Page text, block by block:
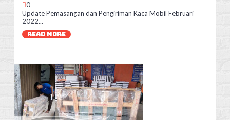
0
Update Pemasangan dan Pengiriman Kaca Mobil Februari
2022...
READ MORE